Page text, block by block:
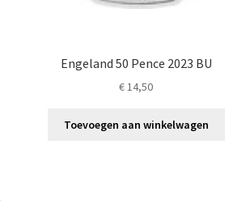
Engeland 50 Pence 2023 BU
€14,50
Toevoegen aan winkelwagen